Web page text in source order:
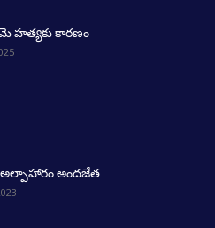
హత్యకు కారణం
అల్పాహారం అందజేత